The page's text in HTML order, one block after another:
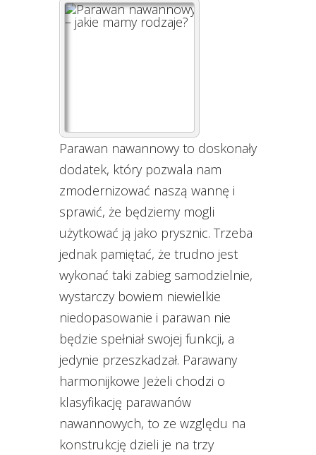
Parawan nawannowy to doskonały
dodatek, który pozwala nam
zmodernizować naszą wannę i
sprawić, że będziemy mogli
użytkować ją jako prysznic. Trzeba
jednak pamiętać, że trudno jest
wykonać taki zabieg samodzielnie,
wystarczy bowiem niewielkie
niedopasowanie i parawan nie
będzie spełniał swojej funkcji, a
jedynie przeszkadzał. Parawany
harmonijkowe Jeżeli chodzi o
klasyfikację parawanów
nawannowych, to ze względu na
konstrukcję dzieli je na trzy